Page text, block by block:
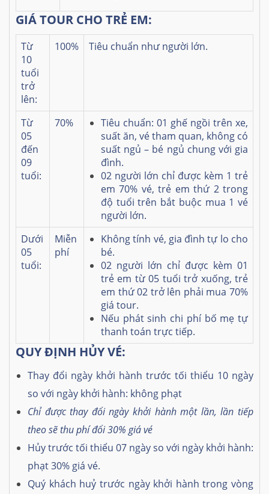
GIÁ TOUR CHO TRẺ EM:
Từ
10
tuổi
trở
lên:
100% Tiêu chuẩn như người lớn.
Từ
05
đến
09
tuổi:
70%
Tiêu chuẩn: 01 ghế ngồi trên xe,
suất ăn, vé tham quan, không có
suất ngủ – bé ngủ chung với gia
đình.
02 người lớn chỉ được kèm 1 trẻ
em 70% vé, trẻ em thứ 2 trong
độ tuổi trên bắt buộc mua 1 vé
người lớn.
Dưới
05
tuổi:
Miễn
phí
Không tính vé, gia đình tự lo cho
bé.
02 người lớn chỉ được kèm 01
trẻ em từ 05 tuổi trở xuống, trẻ
em thứ 02 trở lên phải mua 70%
giá tour.
Nếu phát sinh chi phí bố mẹ tự
thanh toán trực tiếp.
QUY ĐỊNH HỦY VÉ:
Thay đổi ngày khởi hành trước tối thiểu 10 ngày
so với ngày khởi hành: không phạt
Chỉ được thay đổi ngày khởi hành một lần, lần tiếp
theo sẽ thu phí đổi 30% giá vé
Hủy trước tối thiểu 07 ngày so với ngày khởi hành:
phạt 30% giá vé.
Quý khách huỷ trước ngày khởi hành trong vòng